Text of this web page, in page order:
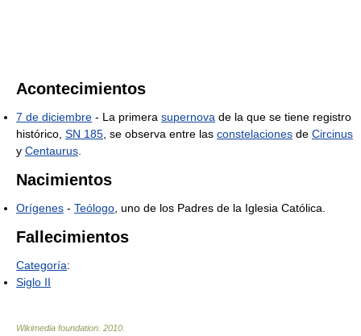
Acontecimientos
7 de diciembre - La primera supernova de la que se tiene registro
histórico, SN 185 , se observa entre las constelaciones de Circinus
y Centaurus
Nacimientos
Orígenes - Teólogo , uno de los Padres de la Iglesia Católica.
Fallecimientos
Categoría:
Siglo II
Wikimedia foundation 2010